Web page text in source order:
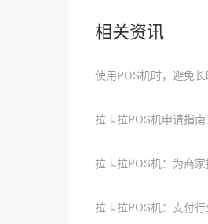
相关资讯
使用POS机时，避免长
拉卡拉POS机申请指南：
拉卡拉POS机：为商
拉卡拉POS机：支付